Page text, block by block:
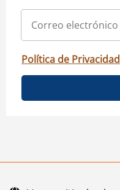
Política de Privacidad